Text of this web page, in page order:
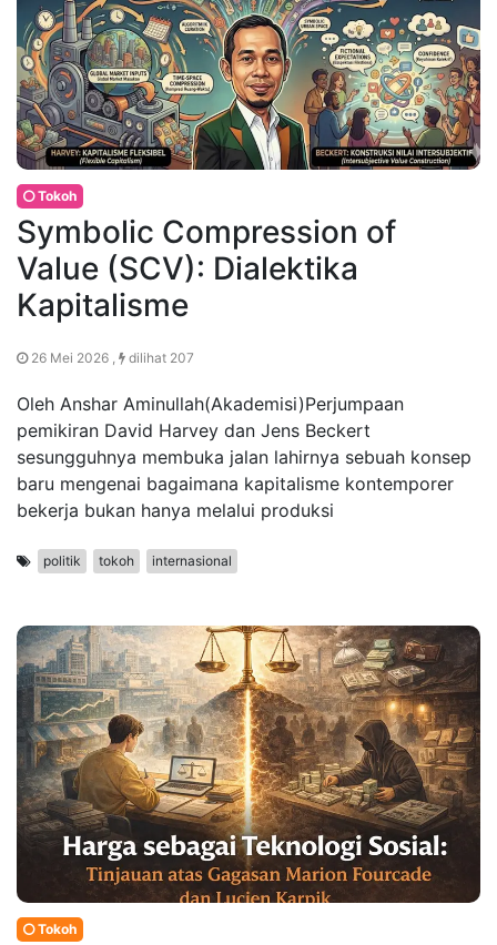
Tokoh
Symbolic Compression of
Value (SCV): Dialektika
Kapitalisme
26 Mei 2026 , dilihat 207
Oleh Anshar Aminullah(Akademisi)Perjumpaan
pemikiran David Harvey dan Jens Beckert
sesungguhnya membuka jalan lahirnya sebuah konsep
baru mengenai bagaimana kapitalisme kontemporer
bekerja bukan hanya melalui produksi
politik tokoh internasional
Tokoh